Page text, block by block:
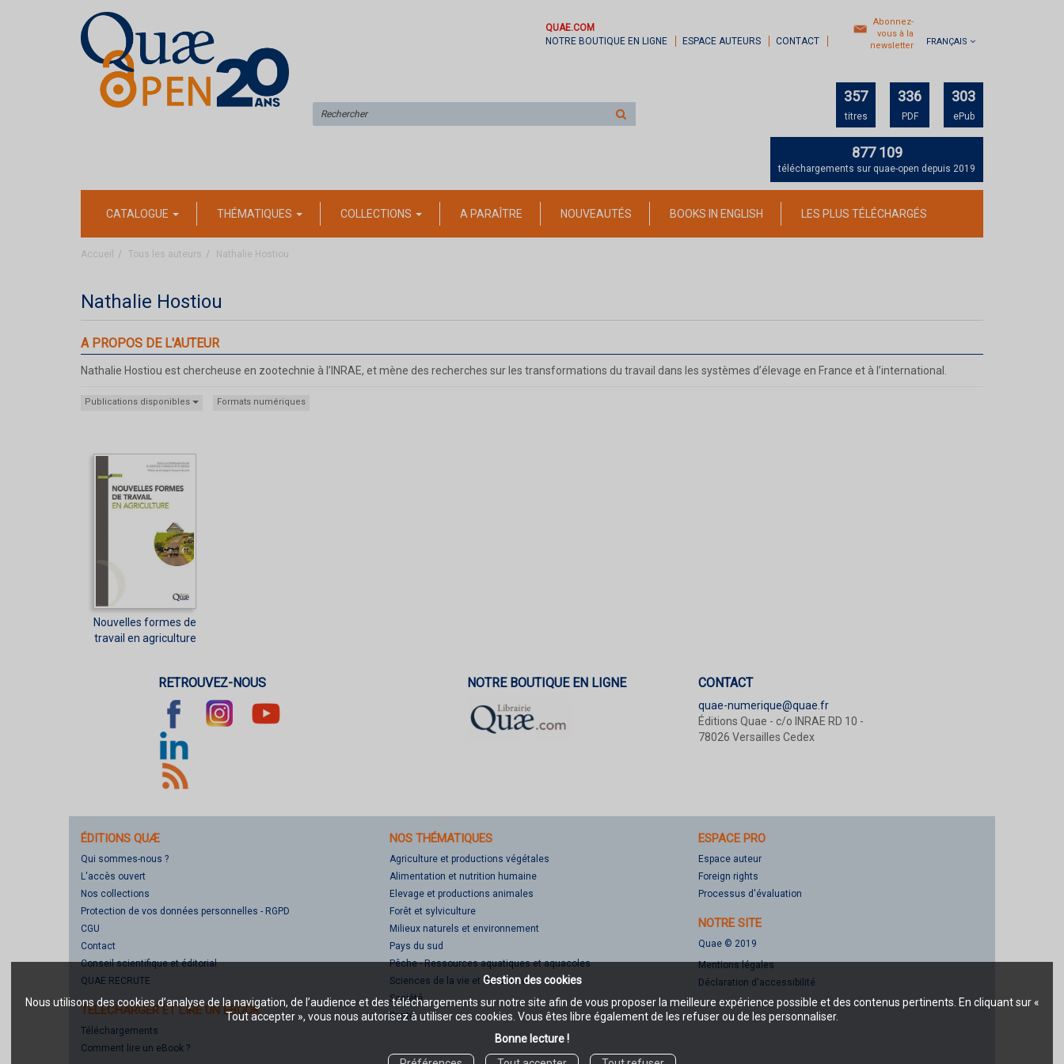
Gestion des cookies
Nous utilisons des cookies d’analyse de la navigation, de l’audience et des téléchargements sur notre site afin de vous proposer la meilleure expérience possible et des contenus pertinents. En cliquant sur «
Tout accepter », vous nous autorisez à utiliser ces cookies. Vous êtes libre également de les refuser ou de les personnaliser.
Bonne lecture !
QUAE.COM
NOTRE BOUTIQUE EN LIGNE
ESPACE AUTEURS CONTACT
Abonnez-
vous à la
newsletter
FRANÇAIS
sur
357
titres
336
PDF
303
ePub
877 109
téléchargements sur quae-open depuis 2019
CATALOGUE THÉMATIQUES COLLECTIONS A PARAÎTRE NOUVEAUTÉS BOOKS IN ENGLISH LES PLUS TÉLÉCHARGÉS
Accueil Tous les auteurs Nathalie Hostiou
Nathalie Hostiou
A PROPOS DE L'AUTEUR
Nathalie Hostiou est chercheuse en zootechnie à l’INRAE, et mène des recherches sur les transformations du travail dans les systèmes d’élevage en France et à l’international.
Publications disponibles Formats numériques
Nouvelles formes de
travail en agriculture
RETROUVEZ-NOUS NOTRE BOUTIQUE EN LIGNE CONTACT
quae-numerique@quae.fr
Éditions Quae - c/o INRAE RD 10 -
78026 Versailles Cedex
ÉDITIONS QUÆ
Qui sommes-nous ?
L'accès ouvert
Nos collections
Protection de vos données personnelles - RGPD
CGU
Contact
Conseil scientifique et éditorial
QUAE RECRUTE
TÉLÉCHARGER ET LIRE UN EBOOK
Téléchargements
Comment lire un eBook ?
NOS THÉMATIQUES
Agriculture et productions végétales
Alimentation et nutrition humaine
Elevage et productions animales
Forêt et sylviculture
Milieux naturels et environnement
Pays du sud
Pêche - Ressources aquatiques et aquacoles
Sciences de la vie et de la terre
Société
Santé
ESPACE PRO
Espace auteur
Foreign rights
Processus d'évaluation
NOTRE SITE
Quae © 2019
Mentions légales
Déclaration d'accessibilité